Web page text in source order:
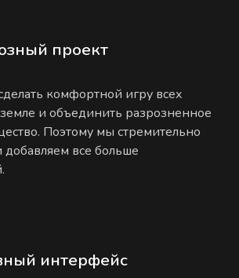
проект
комфортной игру всех
и объединить разрозненное
Поэтому мы стремительно
добавляем все больше
интерфейс